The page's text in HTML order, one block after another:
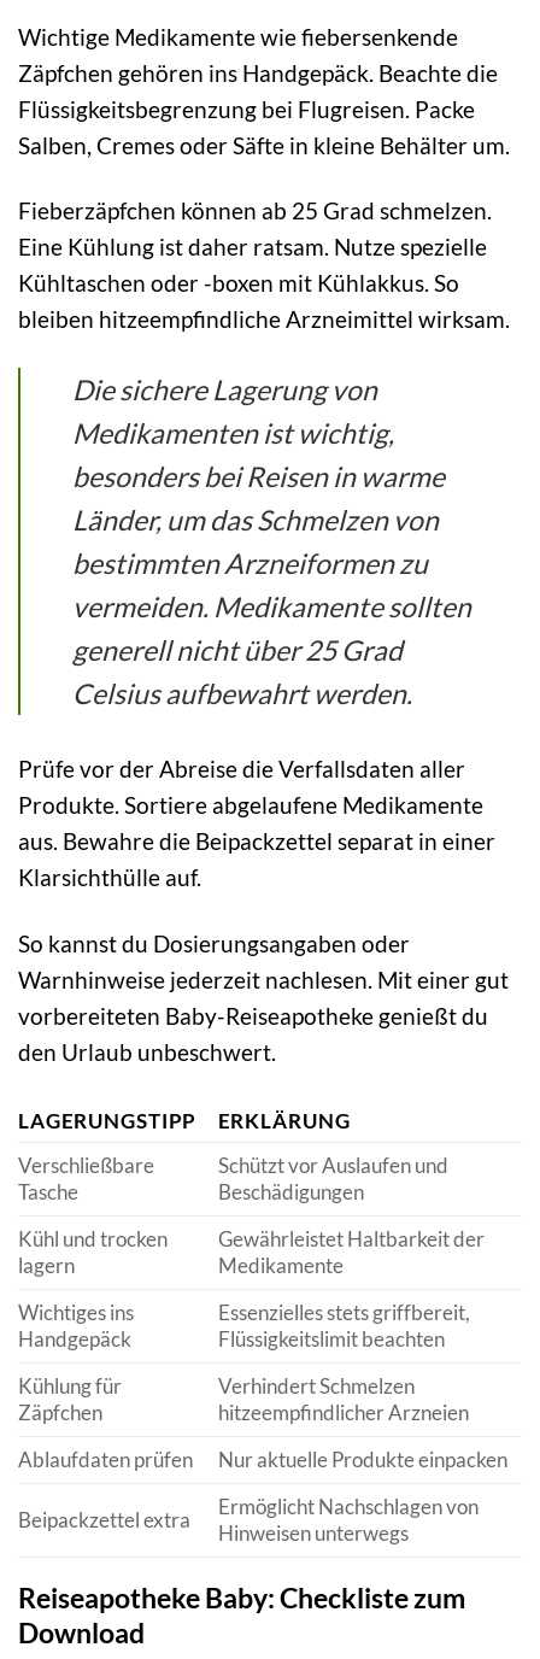
Wichtige Medikamente wie fiebersenkende
Zäpfchen gehören ins Handgepäck. Beachte die
Flüssigkeitsbegrenzung bei Flugreisen. Packe
Salben, Cremes oder Säfte in kleine Behälter um.
Fieberzäpfchen können ab 25 Grad schmelzen.
Eine Kühlung ist daher ratsam. Nutze spezielle
Kühltaschen oder -boxen mit Kühlakkus. So
bleiben hitzeempfindliche Arzneimittel wirksam.
Die sichere Lagerung von
Medikamenten ist wichtig,
besonders bei Reisen in warme
Länder, um das Schmelzen von
bestimmten Arzneiformen zu
vermeiden. Medikamente sollten
generell nicht über 25 Grad
Celsius aufbewahrt werden.
Prüfe vor der Abreise die Verfallsdaten aller
Produkte. Sortiere abgelaufene Medikamente
aus. Bewahre die Beipackzettel separat in einer
Klarsichthülle auf.
So kannst du Dosierungsangaben oder
Warnhinweise jederzeit nachlesen. Mit einer gut
vorbereiteten Baby-Reiseapotheke genießt du
den Urlaub unbeschwert.
LAGERUNGSTIPP
ERKLÄRUNG
Verschließbare
Tasche
Schützt vor Auslaufen und
Beschädigungen
Kühl und trocken
lagern
Gewährleistet Haltbarkeit der
Medikamente
Wichtiges ins
Handgepäck
Essenzielles stets griffbereit,
Flüssigkeitslimit beachten
Kühlung für
Zäpfchen
Verhindert Schmelzen
hitzeempfindlicher Arzneien
Ablaufdaten prüfen
Nur aktuelle Produkte einpacken
Beipackzettel extra
Ermöglicht Nachschlagen von
Hinweisen unterwegs
Reiseapotheke Baby: Checkliste zum
Download